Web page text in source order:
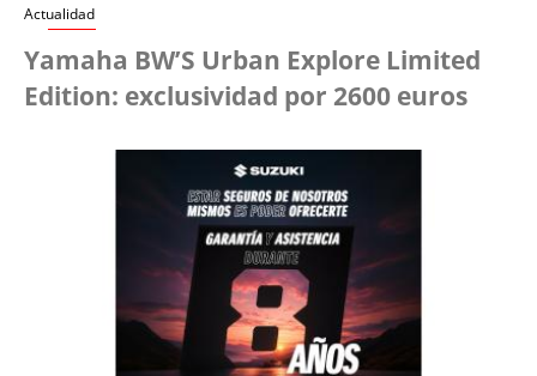
Actualidad
Yamaha BW’S Urban Explore Limited
Edition: exclusividad por 2600 euros